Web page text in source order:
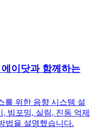
이닷과 함께하는
를 위한 음향 시스템 설
빔포밍, 실링, 진동 억제
법을 설명했습니다.